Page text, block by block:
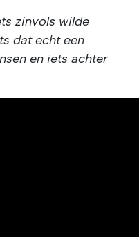
zinvols wilde
dat echt een
en iets achter